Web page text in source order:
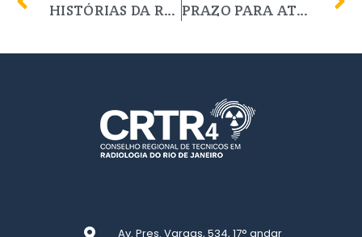
HISTÓRIAS DA RADIOLOGIA PRAZO PARA ATUALIZAÇÃO CADASTRAL É PRORROGADO ATÉ 10 DE JANEIRO APÓS SOLICITAÇÃO DO CRTR4 RJ
Av. Pres. Vargas, 534, 17° andar